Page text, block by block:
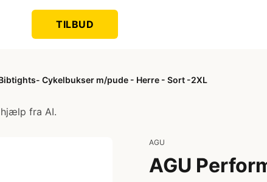
TILBUD
Cykelbukser m/pude - Herre - Sort -2XL
fra AI.
AGU
AGU